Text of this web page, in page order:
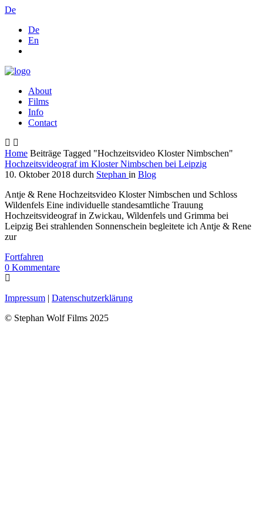
De
De
En
About
Films
Info
Contact
Home Beiträge Tagged "Hochzeitsvideo Kloster Nimbschen"
Hochzeitsvideograf im Kloster Nimbschen bei Leipzig
10. Oktober 2018 durch Stephan in Blog
Antje & Rene Hochzeitsvideo Kloster Nimbschen und Schloss
Wildenfels Eine individuelle standesamtliche Trauung
Hochzeitsvideograf in Zwickau, Wildenfels und Grimma bei
Leipzig Bei strahlenden Sonnenschein begleitete ich Antje & Rene
zur
Fortfahren
0 Kommentare
Impressum | Datenschutzerklärung
© Stephan Wolf Films 2025